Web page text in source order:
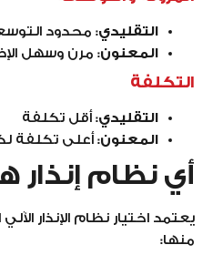
التقليدي: محدود
المعنون: مرن وسهل
التكلفة
التقليدي: أقل تكلفة
المعنون: أعلى تكلفة
أي نظام إنذار
يعتمد اختيار نظام الإنذار
منها: